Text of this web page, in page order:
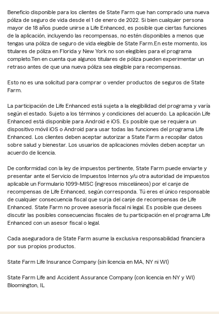
Beneficio disponible para los clientes de State Farm que han comprado una nueva
póliza de seguro de vida desde el 1 de enero de 2022. Si bien cualquier persona
mayor de 18 años puede unirse a Life Enhanced, es posible que ciertas funciones
de la aplicación, incluyendo las recompensas, no estén disponibles a menos que
tengas una póliza de seguro de vida elegible de State Farm.En este momento, los
titulares de póliza en Florida y New York no son elegibles para el programa
completo.Ten en cuenta que algunos titulares de póliza pueden experimentar un
retraso antes de que una nueva póliza sea elegible para recompensas.
Esto no es una solicitud para comprar o vender productos de seguros de State
Farm.
La participación de Life Enhanced está sujeta a la elegibilidad del programa y varía
según el estado. Sujeto a los términos y condiciones del acuerdo. La aplicación Life
Enhanced está disponible para Android e iOS. Es posible que se requiera un
dispositivo móvil iOS o Android para usar todas las funciones del programa Life
Enhanced. Los clientes deben aceptar autorizar a State Farm a recopilar datos
sobre salud y bienestar. Los usuarios de aplicaciones móviles deben aceptar un
acuerdo de licencia.
De conformidad con la ley de impuestos pertinente, State Farm puede enviarte y
presentar ante el Servicio de Impuestos Internos y/u otra autoridad de impuestos
aplicable un Formulario 1099-MISC (ingresos misceláneos) por el canje de
recompensas de Life Enhanced, según corresponda. Tú eres el único responsable
de cualquier consecuencia fiscal que surja del canje de recompensas de Life
Enhanced. State Farm no provee asesoría fiscal ni legal. Es posible que desees
discutir las posibles consecuencias fiscales de tu participación en el programa Life
Enhanced con un asesor fiscal o legal.
Cada aseguradora de State Farm asume la exclusiva responsabilidad financiera
por sus propios productos.
State Farm Life Insurance Company (sin licencia en MA, NY ni WI)
State Farm Life and Accident Assurance Company (con licencia en NY y WI)
Bloomington, IL